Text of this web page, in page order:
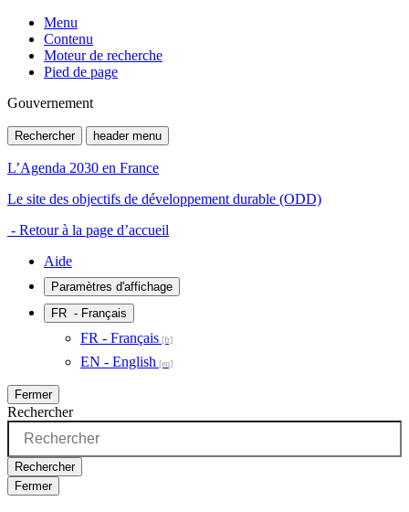
Menu
Contenu
Moteur de recherche
Pied de page
Gouvernement
Rechercher header menu
L’Agenda 2030 en France
Le site des objectifs de développement durable (ODD)
- Retour à la page d’accueil
Aide
Paramètres d'affichage
FR - Français
FR - Français
EN - English
Fermer
Rechercher
Rechercher
Fermer